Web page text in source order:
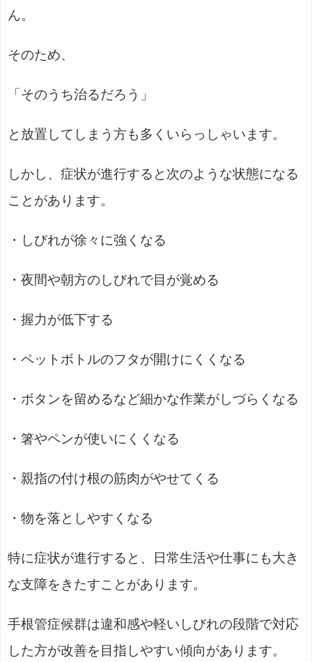
ん。
そのため、
「そのうち治るだろう」
と放置してしまう方も多くいらっしゃいます。
しかし、症状が進行すると次のような状態になる
ことがあります。
・しびれが徐々に強くなる
・夜間や朝方のしびれで目が覚める
・握力が低下する
・ペットボトルのフタが開けにくくなる
・ボタンを留めるなど細かな作業がしづらくなる
・箸やペンが使いにくくなる
・親指の付け根の筋肉がやせてくる
・物を落としやすくなる
特に症状が進行すると、日常生活や仕事にも大き
な支障をきたすことがあります。
手根管症候群は違和感や軽いしびれの段階で対応
した方が改善を目指しやすい傾向があります。